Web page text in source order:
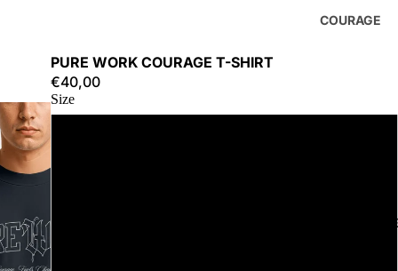
COURAGE
PURE WORK COURAGE T-SHIRT
€40,00
Size